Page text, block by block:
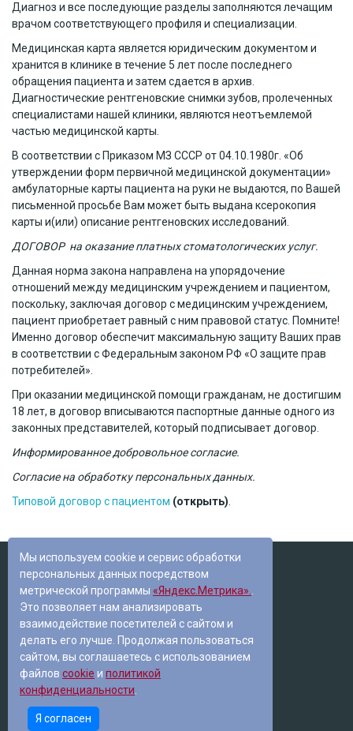
Диагноз и все последующие разделы заполняются лечащим
врачом соответствующего профиля и специализации.
Медицинская карта является юридическим документом и
хранится в клинике в течение 5 лет после последнего
обращения пациента и затем сдается в архив.
Диагностические рентгеновские снимки зубов, пролеченных
специалистами нашей клиники, являются неотъемлемой
частью медицинской карты.
В соответствии с Приказом МЗ СССР от 04.10.1980г. «Об
утверждении форм первичной медицинской документации»
амбулаторные карты пациента на руки не выдаются, по Вашей
письменной просьбе Вам может быть выдана ксерокопия
карты и(или) описание рентгеновских исследований.
ДОГОВОР на оказание платных стоматологических услуг.
Данная норма закона направлена на упорядочение
отношений между медицинским учреждением и пациентом,
поскольку, заключая договор с медицинским учреждением,
пациент приобретает равный с ним правовой статус. Помните!
Именно договор обеспечит максимальную защиту Ваших прав
в соответствии с Федеральным законом РФ «О защите прав
потребителей».
При оказании медицинской помощи гражданам, не достигшим
18 лет, в договор вписываются паспортные данные одного из
законных представителей, который подписывает договор.
Информированное добровольное согласие.
Согласие на обработку персональных данных.
Типовой договор с пациентом (открыть)
© 2022
Стоматология Фокус в Томске
График работы
Пн-Пт: с 9:00 до 20:00
Сб: с 9:00 до 15:00
Напишите нам:
fokus_tomsk@mail.ru
Политика конфиденциальности
Мы используем cookie и сервис обработки
персональных данных посредством
метрической программы «Яндекс.Метрика».
Это позволяет нам анализировать
взаимодействие посетителей с сайтом и
делать его лучше. Продолжая пользоваться
сайтом, вы соглашаетесь с использованием
файлов cookie и политикой
конфиденциальности
Я согласен